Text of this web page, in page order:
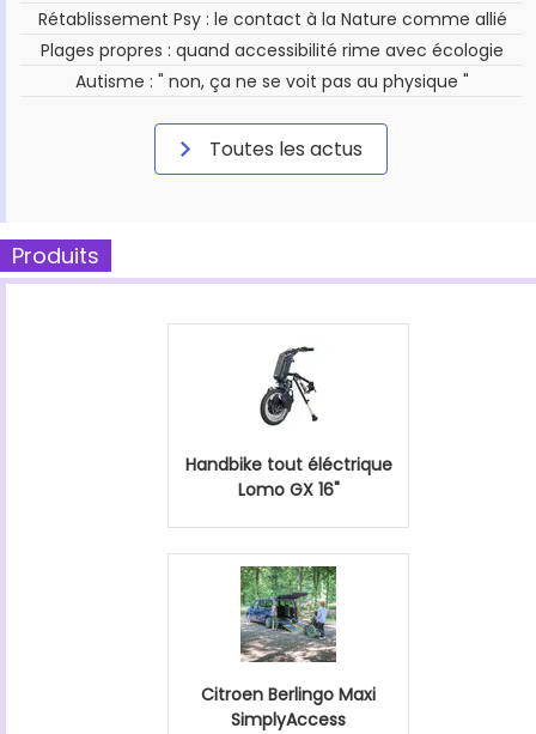
Rétablissement Psy : le contact à la Nature comme allié
Plages propres : quand accessibilité rime avec écologie
Autisme : " non, ça ne se voit pas au physique "
Toutes les actus
Produits
Handbike tout éléctrique
Lomo GX 16"
Citroen Berlingo Maxi
SimplyAccess